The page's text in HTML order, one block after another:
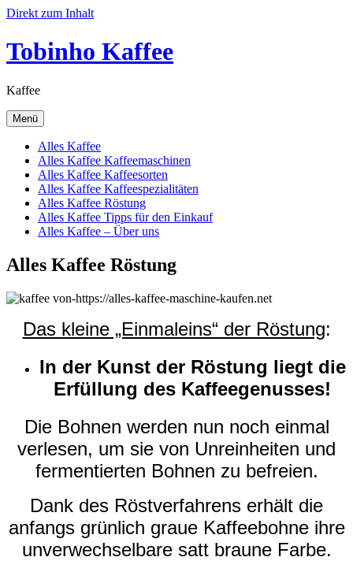
Direkt zum Inhalt
Tobinho Kaffee
Kaffee
Menü
Alles Kaffee
Alles Kaffee Kaffeemaschinen
Alles Kaffee Kaffeesorten
Alles Kaffee Kaffeespezialitäten
Alles Kaffee Röstung
Alles Kaffee Tipps für den Einkauf
Alles Kaffee – Über uns
Alles Kaffee Röstung
Das kleine „Einmaleins“ der Röstung:
In der Kunst der Röstung liegt die
Erfüllung des Kaffeegenusses!
Die Bohnen werden nun noch einmal
verlesen, um sie von Unreinheiten und
fermentierten Bohnen zu befreien.
Dank des Röstverfahrens erhält die
anfangs grünlich graue Kaffeebohne ihre
unverwechselbare satt braune Farbe.